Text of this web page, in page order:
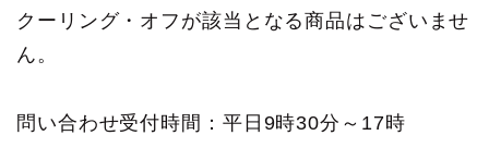
クーリング・オフが該当となる商品はございませ
ん。
問い合わせ受付時間：平日9時30分～17時